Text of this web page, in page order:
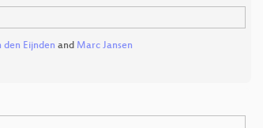
den Eijnden and Marc Jansen